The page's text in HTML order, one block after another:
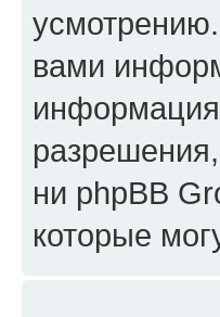
вами
информация
ни phpBB
которые